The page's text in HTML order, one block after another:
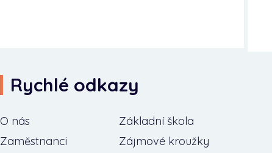
Rychlé odkazy
O nás
Základní škola
Zaměstnanci
Zájmové kroužky